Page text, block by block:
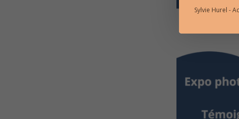
Sylvie Hurel -